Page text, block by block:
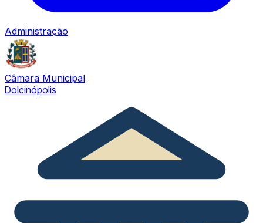
Administração
Câmara Municipal
Dolcinópolis